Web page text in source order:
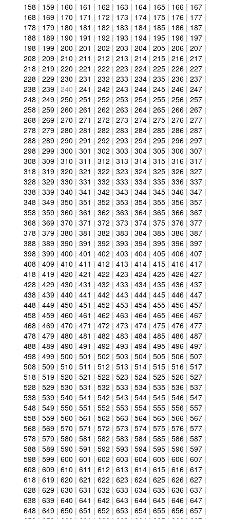
158 | 159 | 160 | 161 | 162 | 163 | 164 | 165 | 166 | 167 |
168 | 169 | 170 | 171 | 172 | 173 | 174 | 175 | 176 | 177 |
178 | 179 | 180 | 181 | 182 | 183 | 184 | 185 | 186 | 187 |
188 | 189 | 190 | 191 | 192 | 193 | 194 | 195 | 196 | 197 |
198 | 199 | 200 | 201 | 202 | 203 | 204 | 205 | 206 | 207 |
208 | 209 | 210 | 211 | 212 | 213 | 214 | 215 | 216 | 217 |
218 | 219 | 220 | 221 | 222 | 223 | 224 | 225 | 226 | 227 |
228 | 229 | 230 | 231 | 232 | 233 | 234 | 235 | 236 | 237 |
238 | 239 | 240 | 241 | 242 | 243 | 244 | 245 | 246 | 247 |
248 | 249 | 250 | 251 | 252 | 253 | 254 | 255 | 256 | 257 |
258 | 259 | 260 | 261 | 262 | 263 | 264 | 265 | 266 | 267 |
268 | 269 | 270 | 271 | 272 | 273 | 274 | 275 | 276 | 277 |
278 | 279 | 280 | 281 | 282 | 283 | 284 | 285 | 286 | 287 |
288 | 289 | 290 | 291 | 292 | 293 | 294 | 295 | 296 | 297 |
298 | 299 | 300 | 301 | 302 | 303 | 304 | 305 | 306 | 307 |
308 | 309 | 310 | 311 | 312 | 313 | 314 | 315 | 316 | 317 |
318 | 319 | 320 | 321 | 322 | 323 | 324 | 325 | 326 | 327 |
328 | 329 | 330 | 331 | 332 | 333 | 334 | 335 | 336 | 337 |
338 | 339 | 340 | 341 | 342 | 343 | 344 | 345 | 346 | 347 |
348 | 349 | 350 | 351 | 352 | 353 | 354 | 355 | 356 | 357 |
358 | 359 | 360 | 361 | 362 | 363 | 364 | 365 | 366 | 367 |
368 | 369 | 370 | 371 | 372 | 373 | 374 | 375 | 376 | 377 |
378 | 379 | 380 | 381 | 382 | 383 | 384 | 385 | 386 | 387 |
388 | 389 | 390 | 391 | 392 | 393 | 394 | 395 | 396 | 397 |
398 | 399 | 400 | 401 | 402 | 403 | 404 | 405 | 406 | 407 |
408 | 409 | 410 | 411 | 412 | 413 | 414 | 415 | 416 | 417 |
418 | 419 | 420 | 421 | 422 | 423 | 424 | 425 | 426 | 427 |
428 | 429 | 430 | 431 | 432 | 433 | 434 | 435 | 436 | 437 |
438 | 439 | 440 | 441 | 442 | 443 | 444 | 445 | 446 | 447 |
448 | 449 | 450 | 451 | 452 | 453 | 454 | 455 | 456 | 457 |
458 | 459 | 460 | 461 | 462 | 463 | 464 | 465 | 466 | 467 |
468 | 469 | 470 | 471 | 472 | 473 | 474 | 475 | 476 | 477 |
478 | 479 | 480 | 481 | 482 | 483 | 484 | 485 | 486 | 487 |
488 | 489 | 490 | 491 | 492 | 493 | 494 | 495 | 496 | 497 |
498 | 499 | 500 | 501 | 502 | 503 | 504 | 505 | 506 | 507 |
508 | 509 | 510 | 511 | 512 | 513 | 514 | 515 | 516 | 517 |
518 | 519 | 520 | 521 | 522 | 523 | 524 | 525 | 526 | 527 |
528 | 529 | 530 | 531 | 532 | 533 | 534 | 535 | 536 | 537 |
538 | 539 | 540 | 541 | 542 | 543 | 544 | 545 | 546 | 547 |
548 | 549 | 550 | 551 | 552 | 553 | 554 | 555 | 556 | 557 |
558 | 559 | 560 | 561 | 562 | 563 | 564 | 565 | 566 | 567 |
568 | 569 | 570 | 571 | 572 | 573 | 574 | 575 | 576 | 577 |
578 | 579 | 580 | 581 | 582 | 583 | 584 | 585 | 586 | 587 |
588 | 589 | 590 | 591 | 592 | 593 | 594 | 595 | 596 | 597 |
598 | 599 | 600 | 601 | 602 | 603 | 604 | 605 | 606 | 607 |
608 | 609 | 610 | 611 | 612 | 613 | 614 | 615 | 616 | 617 |
618 | 619 | 620 | 621 | 622 | 623 | 624 | 625 | 626 | 627 |
628 | 629 | 630 | 631 | 632 | 633 | 634 | 635 | 636 | 637 |
638 | 639 | 640 | 641 | 642 | 643 | 644 | 645 | 646 | 647 |
648 | 649 | 650 | 651 | 652 | 653 | 654 | 655 | 656 | 657 |